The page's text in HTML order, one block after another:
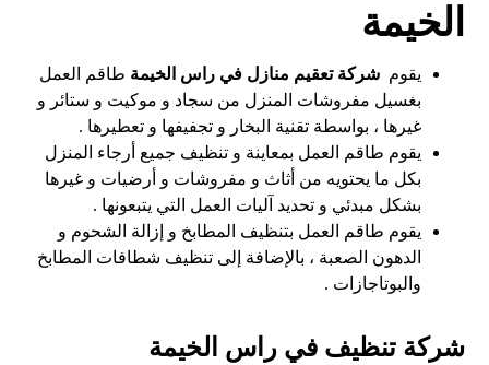
الخيمة
يقومشركة تعقيم منازل في راس الخيمة طاقم العمل
بغسيل مفروشات المنزل من سجاد و موكيت و ستائر و
غيرها ، بواسطة تقنية البخار و تجفيفها و تعطيرها .
يقوم طاقم العمل بمعاينة و تنظيف جميع أرجاء المنزل
بكل ما يحتويه من أثاث و مفروشات و أرضيات و غيرها
بشكل مبدئي و تحديد آليات العمل التي يتبعونها .
يقوم طاقم العمل بتنظيف المطابخ و إزالة الشحوم و
الدهون الصعبة ، بالإضافة إلى تنظيف شطافات المطابخ
والبوتاجازات .
شركة تنظيف في راس الخيمة